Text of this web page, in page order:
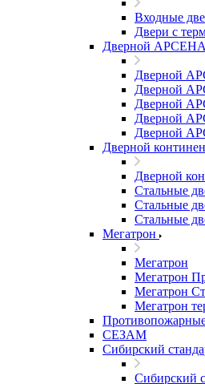
Входные
Двери с
Дверной
Дверной
Дверной
Дверной
Дверной
Дверной
Дверной
Дверной
Стальные
Стальные
Стальные
Мегатрон
Мегатрон
Мегатрон
Мегатрон
Мегатрон
СЕЗАМ
Сибирский
Сибирский